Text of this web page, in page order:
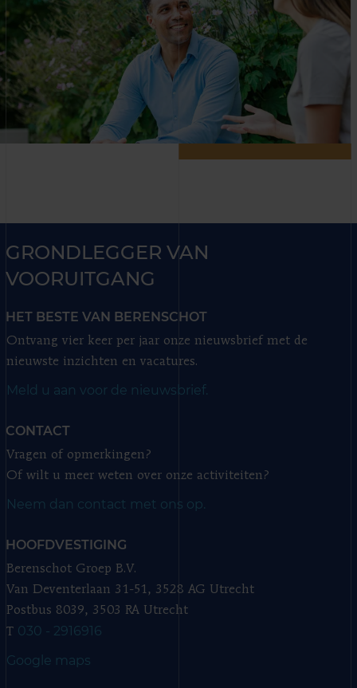
GRONDLEGGER VAN
VOORUITGANG
HET BESTE VAN BERENSCHOT
Ontvang vier keer per jaar onze nieuwsbrief met de
nieuwste inzichten en vacatures.
Meld u aan voor de nieuwsbrief.
CONTACT
Vragen of opmerkingen?
Of wilt u meer weten over onze activiteiten?
Neem dan contact met ons op.
HOOFDVESTIGING
Berenschot Groep B.V.
Van Deventerlaan 31-51, 3528 AG Utrecht
Postbus 8039, 3503 RA Utrecht
T 030 - 2916916
Google maps